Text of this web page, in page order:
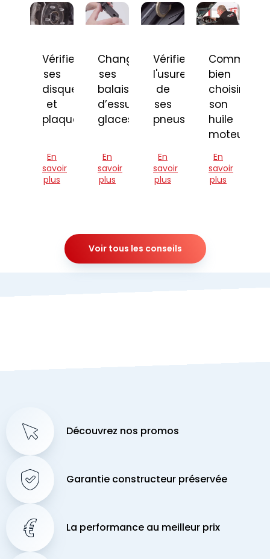
Vérifier
ses
disques
et
plaquettes
En
savoir
plus
Changer
ses
balais
d’essuie-
glaces
En
savoir
plus
Vérifier
l'usure
de
ses
pneus
En
savoir
plus
Comment
bien
choisir
son
huile
moteur
En
savoir
plus
Voir tous les conseils
Découvrez nos promos
Garantie constructeur préservée
La performance au meilleur prix